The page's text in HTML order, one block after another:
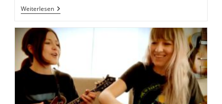
WeiterlesenFlorian
Hellweg